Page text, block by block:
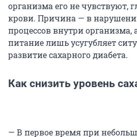
организма его не чувствуют,
крови. Причина — в
процессов внутри организма,
питание лишь усугубляет
развитие сахарного диабета.
Как снизить уровень
— В первое время при